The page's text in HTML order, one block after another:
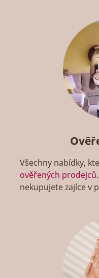
Všechny nabídky,
ověřených prodejců
nekupujete zajíce v